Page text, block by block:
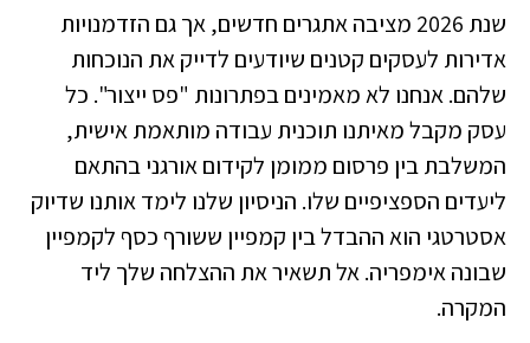
שנת 2026 מציבה אתגרים חדשים, אך גם הזדמנויות
אדירות לעסקים קטנים שיודעים לדייק את הנוכחות
שלהם. אנחנו לא מאמינים בפתרונות "פס ייצור". כל
עסק מקבל מאיתנו תוכנית עבודה מותאמת אישית,
המשלבת בין פרסום ממומן לקידום אורגני בהתאם
ליעדים הספציפיים שלו. הניסיון שלנו לימד אותנו שדיוק
אסטרטגי הוא ההבדל בין קמפיין ששורף כסף לקמפיין
שבונה אימפריה. אל תשאיר את ההצלחה שלך ליד
המקרה.